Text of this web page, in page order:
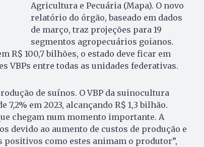
Agricultura e Pecuária (Mapa). O novo
relatório do órgão, baseado em dados
de março, traz projeções para 19
segmentos agropecuários goianos.
R$ 100,7 bilhões, o estado deve ficar em
VBPs entre todas as unidades federativas.
de suínos. O VBP da suinocultura
em 2023, alcançando R$ 1,3 bilhão.
chegam num momento importante. A
devido ao aumento de custos de produção e
positivos como estes animam o produtor”,